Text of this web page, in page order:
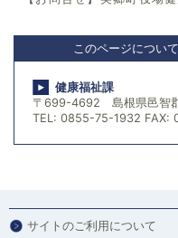
このページについ
健康福祉課
〒699-4692 島根県邑智
TEL: 0855-75-1932 FAX:
サイトのご利用について